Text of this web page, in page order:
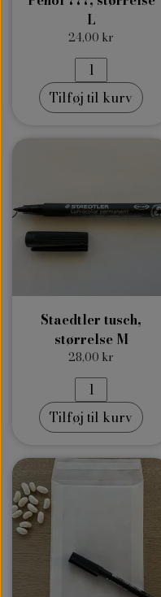
L
24,00 kr
Tilføj til kurv
Staedtler tusch,
størrelse M
28,00 kr
Tilføj til kurv